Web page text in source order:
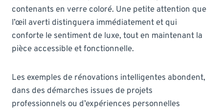
contenants en verre coloré. Une petite attention que
l’œil averti distinguera immédiatement et qui
conforte le sentiment de luxe, tout en maintenant la
pièce accessible et fonctionnelle.
Les exemples de rénovations intelligentes abondent,
dans des démarches issues de projets
professionnels ou d’expériences personnelles